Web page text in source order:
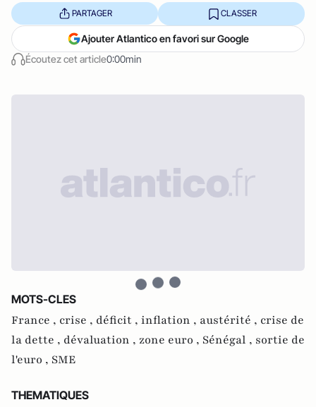
Écoutez cet article0:00min
PARTAGER CLASSER
Ajouter Atlantico en favori sur Google
MOTS-CLES
France , crise , déficit , inflation , austérité , crise de
la dette , dévaluation , zone euro , Sénégal , sortie de
l'euro , SME
THEMATIQUES